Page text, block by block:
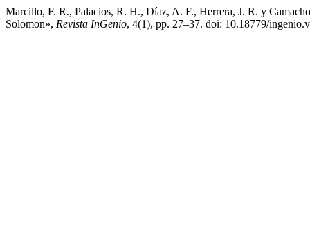
Marcillo, F. R., Palacios, R. H., Díaz, A. F., Herrera, J. R. y
Solomon», Revista InGenio, 4(1), pp. 27–37. doi: 10.18779/